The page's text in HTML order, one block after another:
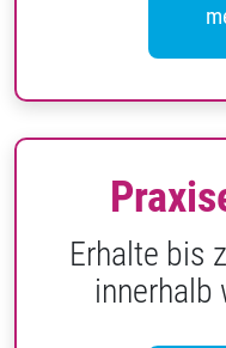
Erhalte bis
innerhalb